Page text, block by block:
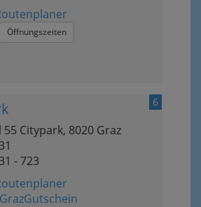
Öffnungszeiten
6
Citypark, 8020 Graz
- 723
GrazGutschein